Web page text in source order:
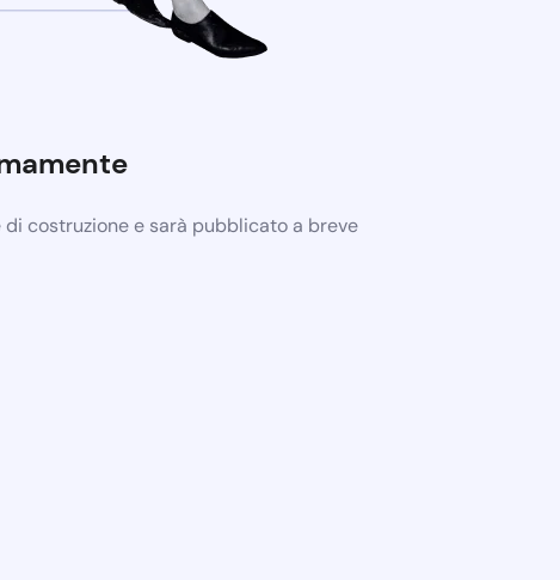
di costruzione e sarà pubblicato a breve